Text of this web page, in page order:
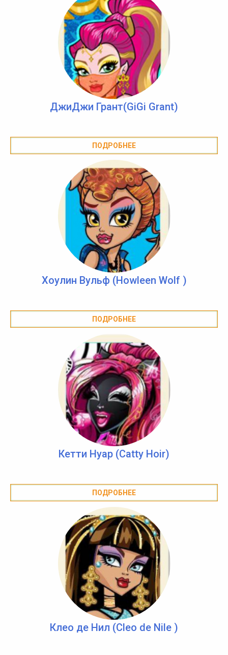
ДжиДжи Грант(GiGi Grant)
ПОДРОБНЕЕ
Хоулин Вульф (Howleen Wolf )
ПОДРОБНЕЕ
Кетти Нуар (Catty Hoir)
ПОДРОБНЕЕ
Клео де Нил (Cleo de Nile )